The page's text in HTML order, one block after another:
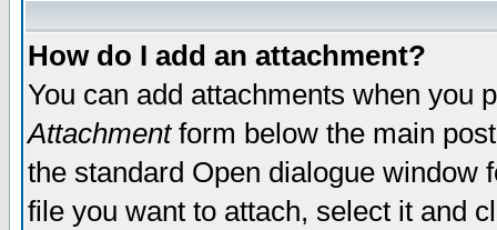
How do I add an attachment?
You can add attachments when you
Attachmentform below the main
the standard Open dialogue window
file you want to attach, select it and